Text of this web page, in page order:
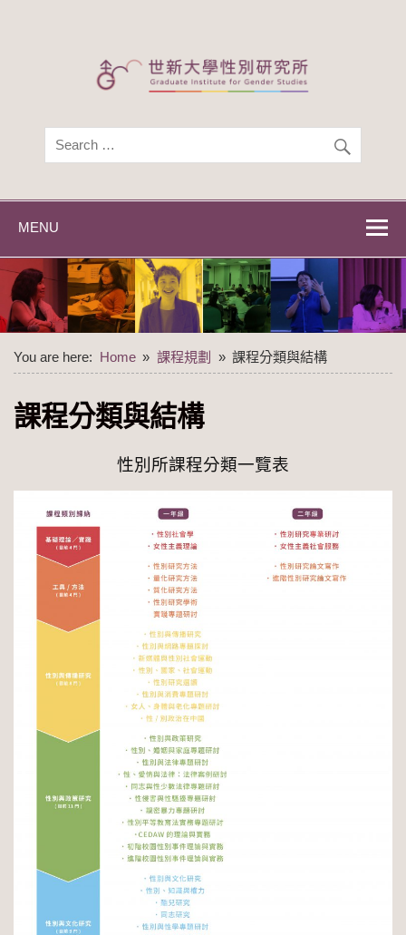
世新大學性別研
世新大學性別研究所
MENU
You are here: Home 課程規劃 課程分類與結構
課程分類與結構
性別所課程分類一覽表